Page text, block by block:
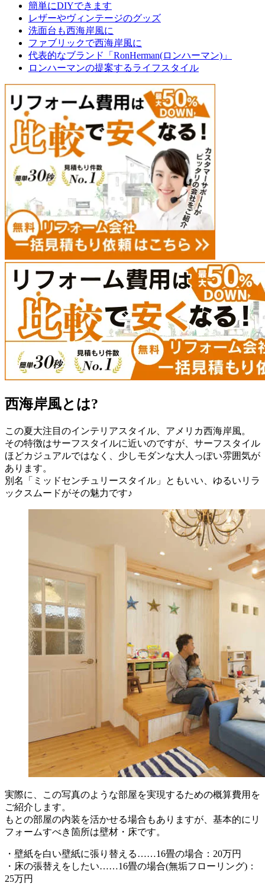
簡単にDIYできます
レザーやヴィンテージのグッズ
洗面台も西海岸風に
ファブリックで西海岸風に
代表的なブランド「RonHerman(ロンハーマン)」
ロンハーマンの提案するライフスタイル
西海岸風とは?
この夏大注目のインテリアスタイル、アメリカ西海岸風。
その特徴はサーフスタイルに近いのですが、サーフスタイル
ほどカジュアルではなく、少しモダンな大人っぽい雰囲気が
あります。
別名「ミッドセンチュリースタイル」ともいい、ゆるいリラ
ックスムードがその魅力です♪
実際に、この写真のような部屋を実現するための概算費用を
ご紹介します。
もとの部屋の内装を活かせる場合もありますが、基本的にリ
フォームすべき箇所は壁材・床です。
・壁紙を白い壁紙に張り替える……16畳の場合：20万円
・床の張替えをしたい……16畳の場合(無垢フローリング)：
25万円